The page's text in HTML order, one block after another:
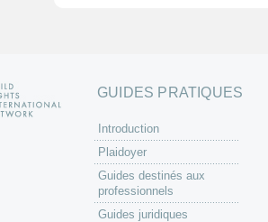
GUIDES PRATIQUES
Introduction
Plaidoyer
Guides destinés aux
professionnels
Guides juridiques